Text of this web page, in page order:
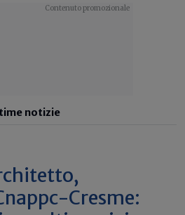
notizie
Cresme: